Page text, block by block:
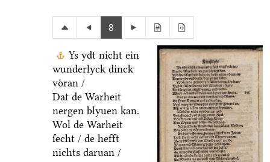
8
Ys ydt nicht ein
wunderlyck dinck
voͤran /
Dat de Warheit
nergen blyuen kan.
Wol de Warheit
ſecht / de hefft
nichts daruan /